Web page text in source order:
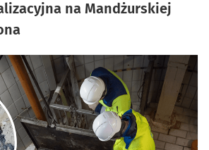
na Mandżurskiej